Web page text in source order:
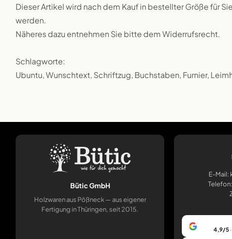
Dieser Artikel wird nach dem Kauf in bestellter Größe für
werden.
Näheres dazu entnehmen Sie bitte dem Widerrufsrecht.
Schlagworte:
Ubuntu, Wunschtext, Schriftzug, Buchstaben, Furnier,
Bütic GmbH
Holzwaren aus Pößneck — aus eigener
Fertigung in Thüringen, seit 2015.
E-Mail:
4,9/5